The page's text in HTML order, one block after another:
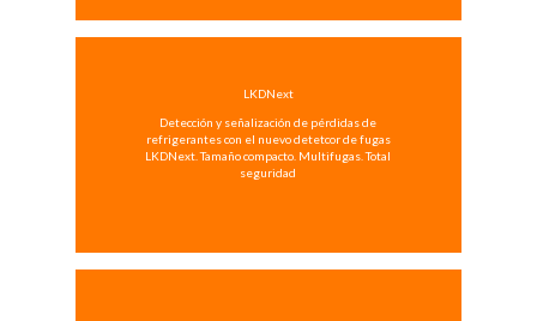
LKDNext
Detección y señalización de pérdidas de
refrigerantes con el nuevo detetcor de fugas
LKDNext. Tamaño compacto. Multifugas. Total
seguridad